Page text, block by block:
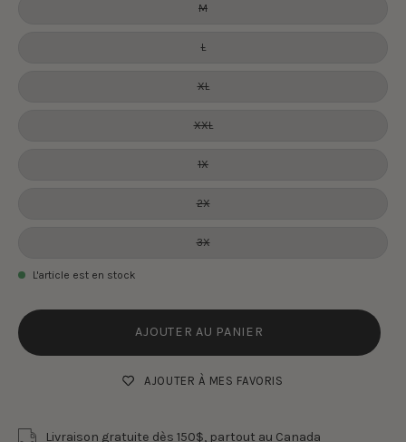
M
L
XL
XXL
1X
2X
3X
L'article est en stock
AJOUTER AU PANIER
AJOUTER À MES FAVORIS
Livraison gratuite dès 150$, partout au Canada